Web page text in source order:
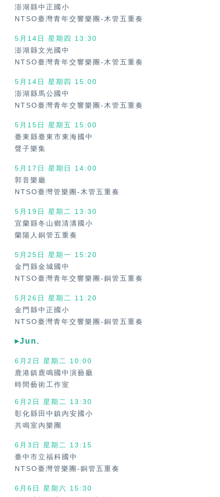
澎湖縣中正國小
NTSO臺灣青年交響樂團-木管五重奏
5月14日 星期四 13:30
澎湖縣文光國中
NTSO臺灣青年交響樂團-木管五重奏
5月14日 星期四 15:00
澎湖縣馬公國中
NTSO臺灣青年交響樂團-木管五重奏
5月15日 星期五 15:00
臺東縣臺東市東海國中
聲子樂集
5月17日 星期日 14:00
郭音樂廳
NTSO臺灣管樂團-木管五重奏
5月19日 星期二 13:30
宜蘭縣冬山鄉清溝國小
蘭陽人銅管五重奏
5月25日 星期一 15:20
金門縣金城國中
NTSO臺灣青年交響樂團-銅管五重奏
5月26日 星期二 11:20
金門縣中正國小
NTSO臺灣青年交響樂團-銅管五重奏
▸Jun.
6月2日 星期二 10:00
鹿港鎮鹿鳴國中演藝廳
時間藝術工作室
6月2日 星期二 13:30
彰化縣田中鎮內安國小
共鳴室內樂團
6月3日 星期二 13:15
臺中市立福科國中
NTSO臺灣管樂團-銅管五重奏
6月6日 星期六 15:30